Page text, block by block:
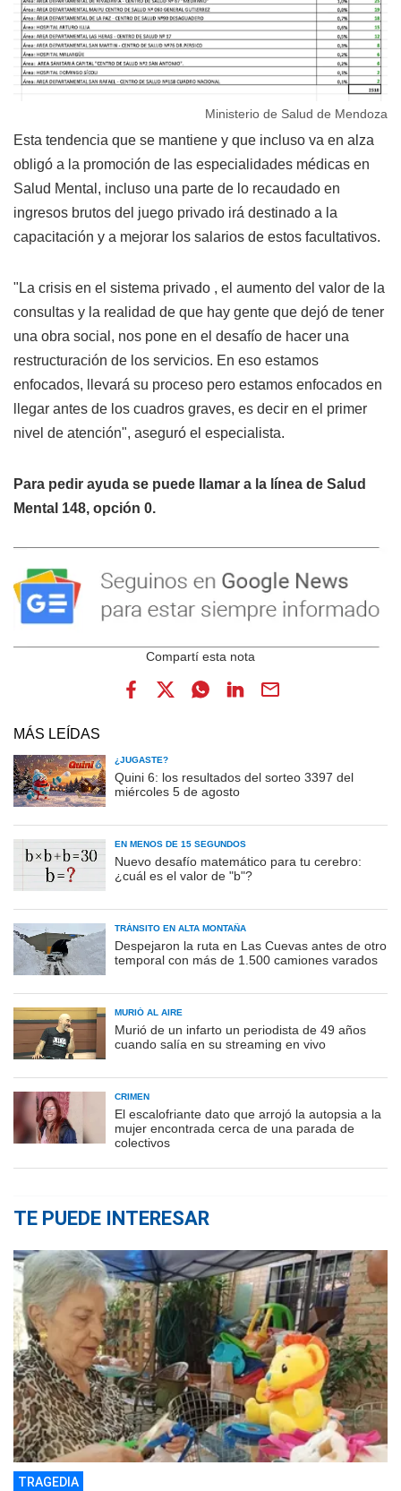
Ministerio de Salud de Mendoza
Esta tendencia que se mantiene y que incluso va en alza
obligó a la promoción de las especialidades médicas en
Salud Mental, incluso una parte de lo recaudado en
ingresos brutos del juego privado irá destinado a la
capacitación y a mejorar los salarios de estos facultativos.
"La crisis en el sistema privado , el aumento del valor de la
consultas y la realidad de que hay gente que dejó de tener
una obra social, nos pone en el desafío de hacer una
restructuración de los servicios. En eso estamos
enfocados, llevará su proceso pero estamos enfocados en
llegar antes de los cuadros graves, es decir en el primer
nivel de atención", aseguró el especialista.
Para pedir ayuda se puede llamar a la línea de Salud
Mental 148, opción 0.
MÁS LEÍDAS
¿JUGASTE?
Quini 6: los resultados del sorteo 3397 del
miércoles 5 de agosto
EN MENOS DE 15 SEGUNDOS
Nuevo desafío matemático para tu cerebro:
¿cuál es el valor de "b"?
TRÁNSITO EN ALTA MONTAÑA
Despejaron la ruta en Las Cuevas antes de otro
temporal con más de 1.500 camiones varados
MURIÓ AL AIRE
Murió de un infarto un periodista de 49 años
cuando salía en su streaming en vivo
CRIMEN
El escalofriante dato que arrojó la autopsia a la
mujer encontrada cerca de una parada de
colectivos
TE PUEDE INTERESAR
TRAGEDIA